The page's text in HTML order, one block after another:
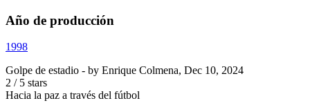
Año de producción
1998
Golpe de estadio - by Enrique Colmena, Dec 10, 2024
2 / 5 stars
Hacia la paz a través del fútbol